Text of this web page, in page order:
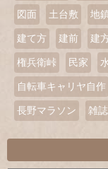
図面 土台敷 地
建て方 建前 建
権兵衛峠 民家
自転車キャリヤ自作
長野マラソン 雑